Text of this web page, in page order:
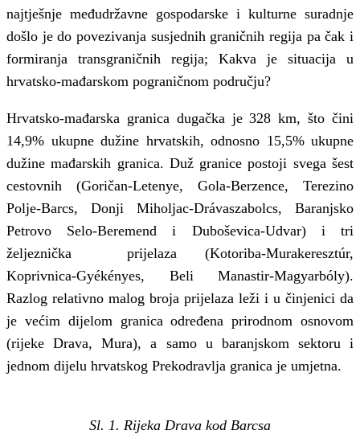
najtješnje međudržavne gospodarske i kulturne suradnje
došlo je do povezivanja susjednih graničnih regija pa čak i
formiranja transgraničnih regija; Kakva je situacija u
hrvatsko-mađarskom pograničnom području?
Hrvatsko-mađarska granica dugačka je 328 km, što čini
14,9% ukupne dužine hrvatskih, odnosno 15,5% ukupne
dužine mađarskih granica. Duž granice postoji svega šest
cestovnih (Goričan-Letenye, Gola-Berzence, Terezino
Polje-Barcs, Donji Miholjac-Drávaszabolcs, Baranjsko
Petrovo Selo-Beremend i Duboševica-Udvar) i tri
željeznička prijelaza (Kotoriba-Murakeresztúr,
Koprivnica-Gyékényes, Beli Manastir-Magyarbóly).
Razlog relativno malog broja prijelaza leži i u činjenici da
je većim dijelom granica određena prirodnom osnovom
(rijeke Drava, Mura), a samo u baranjskom sektoru i
jednom dijelu hrvatskog Prekodravlja granica je umjetna.
Sl. 1. Rijeka Drava kod Barcsa